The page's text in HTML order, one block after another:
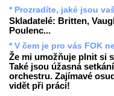
* Prozradíte, jaké jsou
Skladatelé: Britten,
Poulenc...
* V čem je pro vás FOK
Že mi umožňuje plnit si
Také jsou úžasná
orchestru. Zajímavé
vidět při práci!